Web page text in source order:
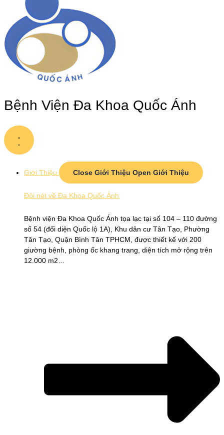
Bệnh Viện Đa Khoa Quốc Ánh
Giới Thiệu Close Giới Thiệu Open Giới Thiệu
Đôi nét về Đa Khoa Quốc Ánh
Bệnh viện Đa Khoa Quốc Ánh tọa lạc tại số 104 – 110 đường
số 54 (đối diện Quốc lộ 1A), Khu dân cư Tân Tạo, Phường
Tân Tạo, Quận Bình Tân TPHCM, được thiết kế với 200
giường bệnh, phòng ốc khang trang, diện tích mở rộng trên
12.000 m2…